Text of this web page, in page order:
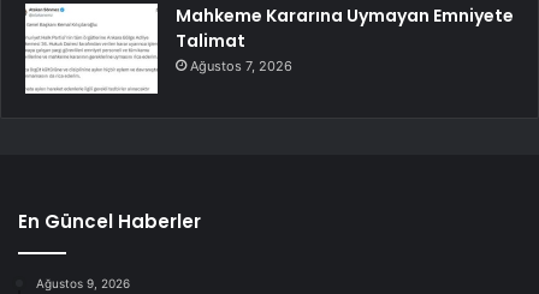
Mahkeme Kararına Uymayan Emniyete
Talimat
Ağustos 7, 2026
En Güncel Haberler
Ağustos 9, 2026